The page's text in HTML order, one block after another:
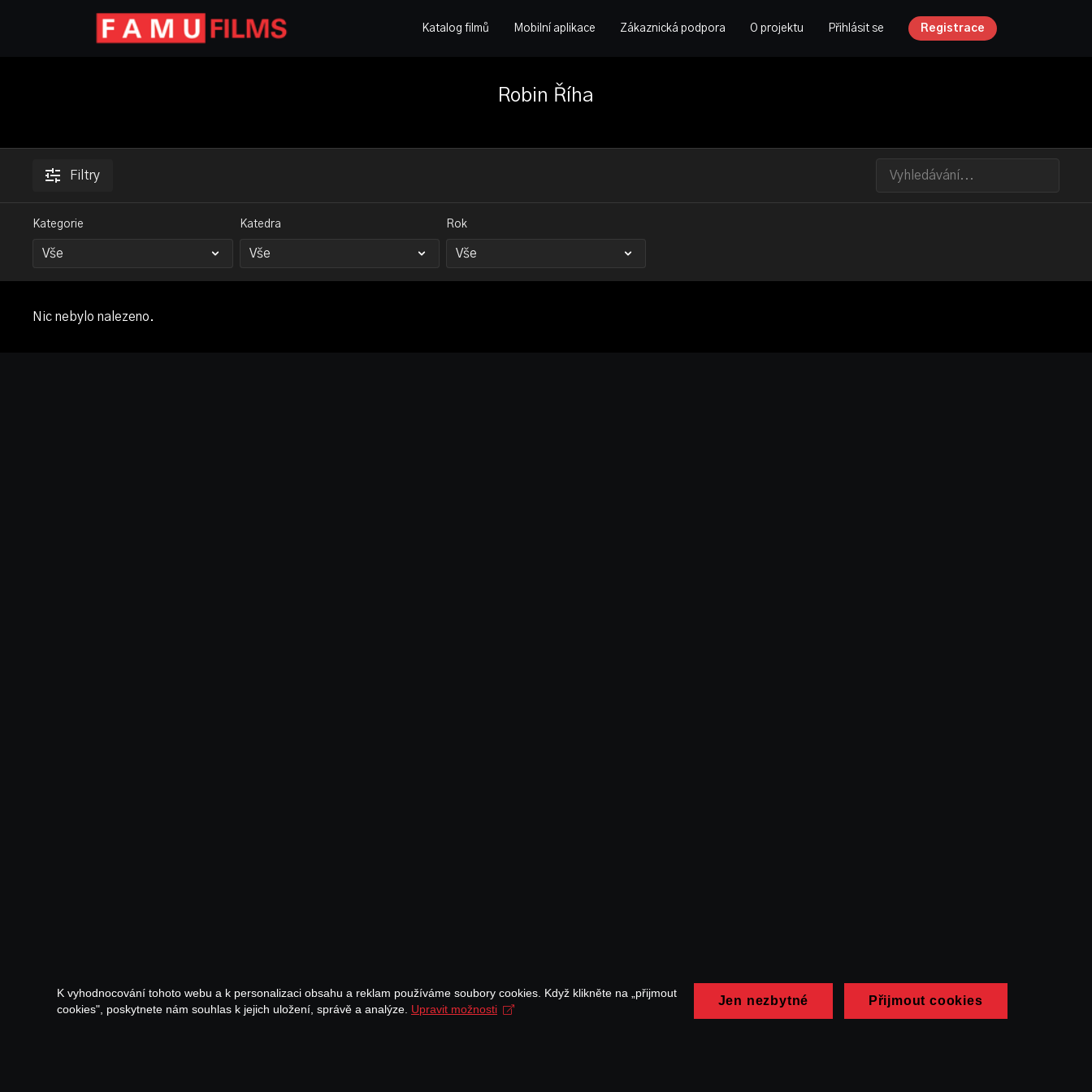
Katalog filmů Mobilní aplikace Zákaznická podpora O projektu Přihlásit se Registrace
Robin Říha
Filtry
Kategorie Katedra Rok
Nic nebylo nalezeno.
K vyhodnocování tohoto webu a k personalizaci obsahu a reklam používáme soubory cookies. Když klikněte na „přijmout
cookies", poskytnete nám souhlas k jejich uložení, správě a analýze. Upravit možnosti
Jen nezbytné Přijmout cookies